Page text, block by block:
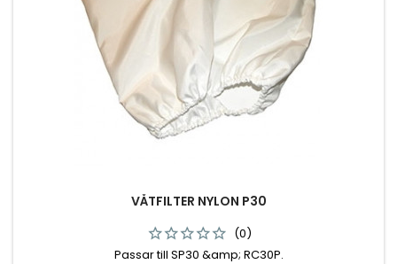
VÅTFILTER NYLON P30
(0)
Passar till SP30 &amp; RC30P.